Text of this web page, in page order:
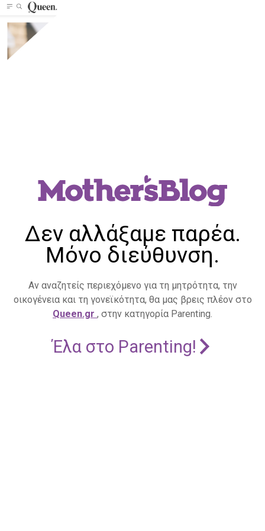
Δεν αλλάξαμε παρέα.
Μόνο διεύθυνση.
Αν αναζητείς περιεχόμενο για τη μητρότητα, την
οικογένεια και τη γονεϊκότητα, θα μας βρεις πλέον στο
Queen.gr , στην κατηγορία Parenting.
Έλα στο Parenting!